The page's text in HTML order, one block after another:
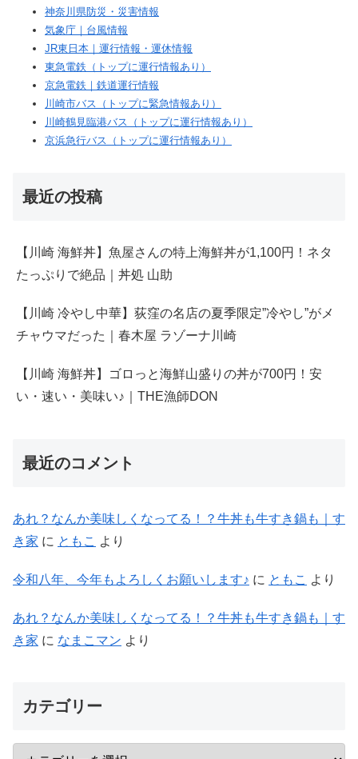
神奈川県防災・災害情報
気象庁｜台風情報
JR東日本｜運行情報・運休情報
東急電鉄（トップに運行情報あり）
京急電鉄｜鉄道運行情報
川崎市バス（トップに緊急情報あり）
川崎鶴見臨港バス（トップに運行情報あり）
京浜急行バス（トップに運行情報あり）
最近の投稿
【川崎 海鮮丼】魚屋さんの特上海鮮丼が1,100円！ネタ
たっぷりで絶品｜丼処 山助
【川崎 冷やし中華】荻窪の名店の夏季限定”冷やし”がメ
チャウマだった｜春木屋 ラゾーナ川崎
【川崎 海鮮丼】ゴロっと海鮮山盛りの丼が700円！安
い・速い・美味い♪｜THE漁師DON
最近のコメント
あれ？なんか美味しくなってる！？牛丼も牛すき鍋も｜す
き家 に ともこ より
令和八年、今年もよろしくお願いします♪ に ともこ より
あれ？なんか美味しくなってる！？牛丼も牛すき鍋も｜す
き家 に なまこマン より
カテゴリー